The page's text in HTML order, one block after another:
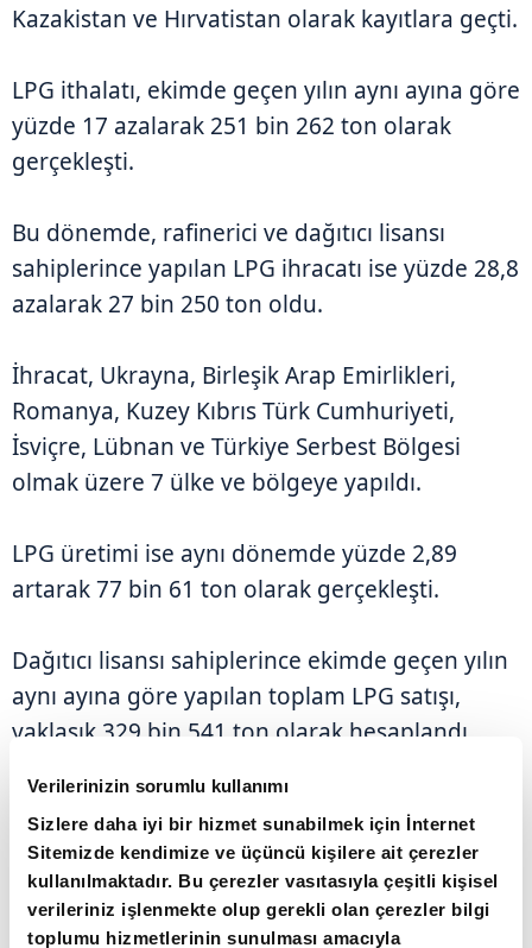
Verilerinizin sorumlu kullanımı
Sizlere daha iyi bir hizmet sunabilmek için İnternet
Sitemizde kendimize ve üçüncü kişilere ait çerezler
kullanılmaktadır. Bu çerezler vasıtasıyla çeşitli kişisel
verileriniz işlenmekte olup gerekli olan çerezler bilgi
toplumu hizmetlerinin sunulması amacıyla
Kazakistan ve Hırvatistan olarak kayıtlara geçti.
LPG ithalatı, ekimde geçen yılın aynı ayına göre
yüzde 17 azalarak 251 bin 262 ton olarak
gerçekleşti.
Bu dönemde, rafinerici ve dağıtıcı lisansı
sahiplerince yapılan LPG ihracatı ise yüzde 28,8
azalarak 27 bin 250 ton oldu.
İhracat, Ukrayna, Birleşik Arap Emirlikleri,
Romanya, Kuzey Kıbrıs Türk Cumhuriyeti,
İsviçre, Lübnan ve Türkiye Serbest Bölgesi
olmak üzere 7 ülke ve bölgeye yapıldı.
LPG üretimi ise aynı dönemde yüzde 2,89
artarak 77 bin 61 ton olarak gerçekleşti.
Dağıtıcı lisansı sahiplerince ekimde geçen yılın
aynı ayına göre yapılan toplam LPG satışı,
yaklaşık 329 bin 541 ton olarak hesaplandı.
Söz konusu ayda satışlarda yüzde 82,68 pazar
payıyla oto gaz birinci sırada yer aldı. Bunu,
yüzde 14,09 ile tüplü LPG ve yüzde 3,23 ile
dökme LPG satışları izledi.